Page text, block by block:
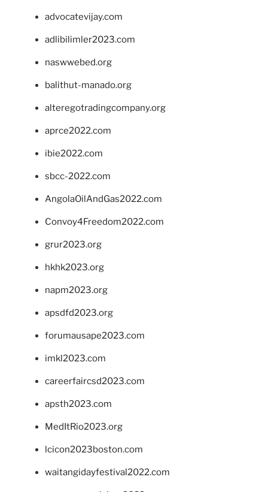
advocatevijay.com
adlibilimler2023.com
naswwebed.org
balithut-manado.org
alteregotradingcompany.org
aprce2022.com
ibie2022.com
sbcc-2022.com
AngolaOilAndGas2022.com
Convoy4Freedom2022.com
grur2023.org
hkhk2023.org
napm2023.org
apsdfd2023.org
forumausape2023.com
imkl2023.com
careerfaircsd2023.com
apsth2023.com
MedItRio2023.org
lcicon2023boston.com
waitangidayfestival2022.com